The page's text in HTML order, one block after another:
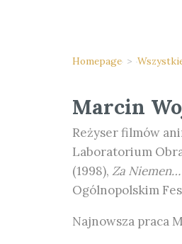
Homepage >
Marcin
Reżyser filmów
Laboratorium
(1998), Za Niemen…
Ogólnopolskim
Najnowsza praca